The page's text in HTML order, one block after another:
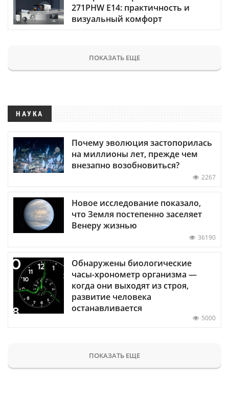
271PHW E14: практичность и
визуальный комфорт
ПОКАЗАТЬ ЕЩЕ
НАУКА
Почему эволюция застопорилась
на миллионы лет, прежде чем
внезапно возобновиться?
2267
Новое исследование показало,
что Земля постепенно заселяет
Венеру жизнью
36190
Обнаружены биологические
часы-хронометр организма —
когда они выходят из строя,
развитие человека
останавливается
5000
ПОКАЗАТЬ ЕЩЕ